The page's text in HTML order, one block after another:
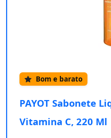
Bom e barato
PAYOT Sabonete
Vitamina C, 220 Ml